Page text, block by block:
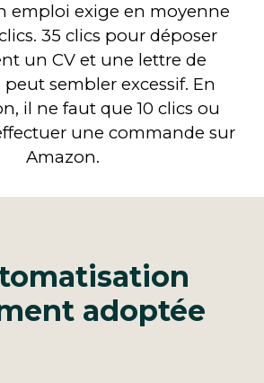
emploi exige en moyenne
35 clics pour déposer
un CV et une lettre de
sembler excessif. En
il ne faut que 10 clics ou
une commande sur
Amazon.
adoptée